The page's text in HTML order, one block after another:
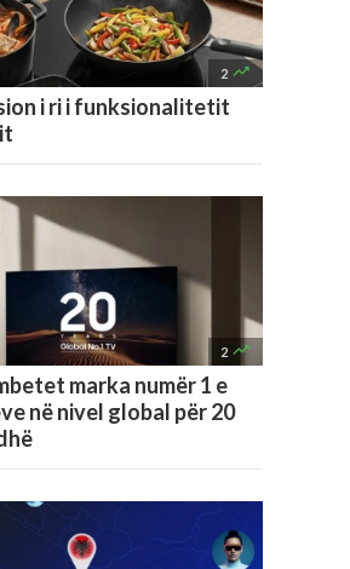
2 
i ri i funksionalitetit
2 
marka numër 1 e
në nivel global për 20